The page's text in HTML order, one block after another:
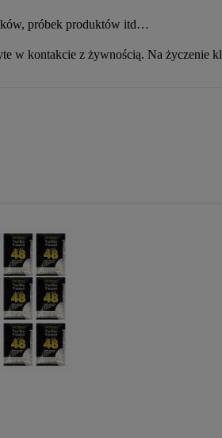
próbek produktów itd…
w kontakcie z żywnością. Na życzenie